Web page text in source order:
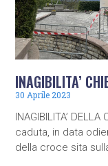
INAGIBILITA’
30 Aprile 2023
INAGIBILITA’
caduta, in data
della croce sita